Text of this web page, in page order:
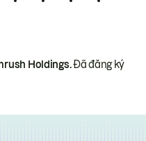
Holdings.Đã đăng ký